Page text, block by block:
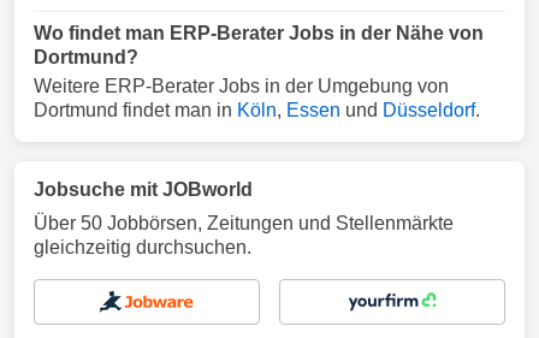
Wo findet man ERP-Berater Jobs in der Nähe von
Dortmund?
Weitere ERP-Berater Jobs in der Umgebung von
Dortmund findet man in Köln, Essen und Düsseldorf.
Jobsuche mit JOBworld
Über 50 Jobbörsen, Zeitungen und Stellenmärkte
gleichzeitig durchsuchen.